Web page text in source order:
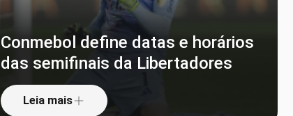
Conmebol define datas e horários
das semifinais da Libertadores
Leia mais